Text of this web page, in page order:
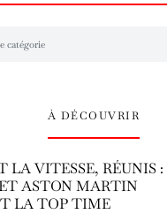
À DÉCOUVRIR
LA VITESSE, RÉUNIS :
ASTON MARTIN
LA TOP TIME